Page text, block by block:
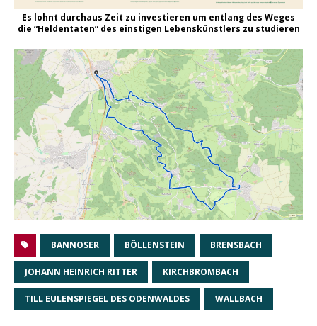
Es lohnt durchaus Zeit zu investieren um entlang des Weges
die “Heldentaten” des einstigen Lebenskünstlers zu studieren
BANNOSER BÖLLENSTEIN BRENSBACH
JOHANN HEINRICH RITTER KIRCHBROMBACH
TILL EULENSPIEGEL DES ODENWALDES WALLBACH